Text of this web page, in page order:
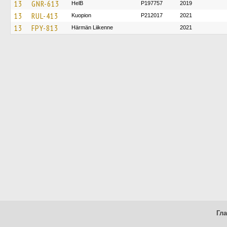
13 GNR-613 HelB P197757 2019
13 RUL-413 Kuopion P212017 2021
13 FPY-813 Härmän Liikenne 2021